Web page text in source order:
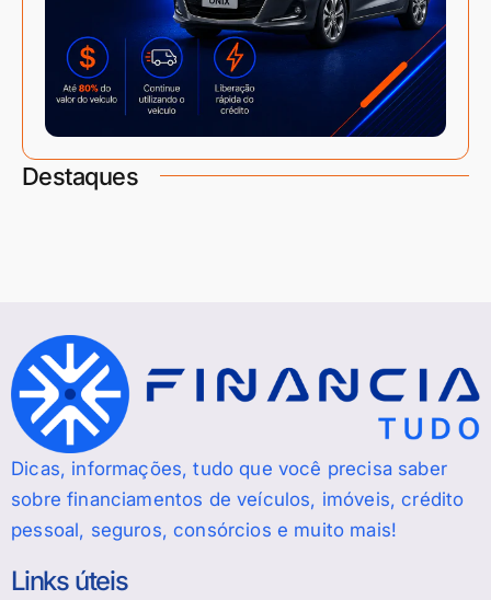
Destaques
Dicas, informações, tudo que você precisa saber
sobre financiamentos de veículos, imóveis, crédito
pessoal, seguros, consórcios e muito mais!
Links úteis